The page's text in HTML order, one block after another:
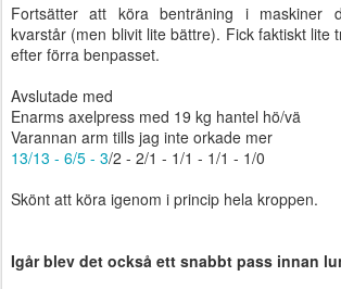
Fortsätter att köra benträning i maskiner
kvarstår (men blivit lite bättre). Fick faktiskt lite
efter förra benpasset.
Avslutade med
Enarms axelpress med 19 kg hantel hö/vä
Varannan arm tills jag inte orkade mer
13/13 - 6/5 - 3/2 - 2/1 - 1/1 - 1/1 - 1/0
Skönt att köra igenom i princip hela kroppen.
Igår blev det också ett snabbt pass innan